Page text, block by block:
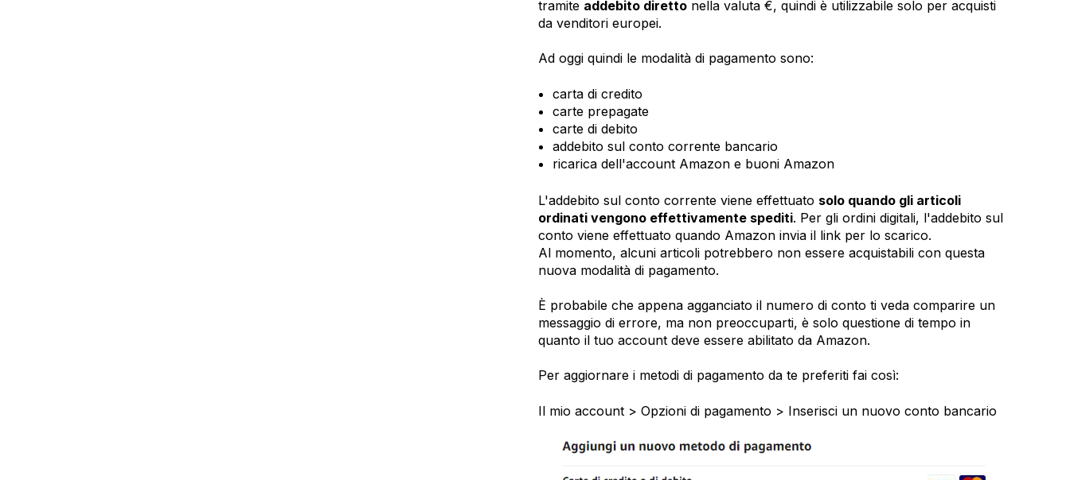
tramite addebito diretto nella valuta €, quindi è utilizzabile solo per acquisti
da venditori europei.
Ad oggi quindi le modalità di pagamento sono:
carta di credito
carte prepagate
carte di debito
addebito sul conto corrente bancario
ricarica dell'account Amazon e buoni Amazon
L'addebito sul conto corrente viene effettuato solo quando gli articoli
ordinati vengono effettivamente spediti. Per gli ordini digitali, l'addebito sul
conto viene effettuato quando Amazon invia il link per lo scarico.
Al momento, alcuni articoli potrebbero non essere acquistabili con questa
nuova modalità di pagamento.
È probabile che appena agganciato il numero di conto ti veda comparire un
messaggio di errore, ma non preoccuparti, è solo questione di tempo in
quanto il tuo account deve essere abilitato da Amazon.
Per aggiornare i metodi di pagamento da te preferiti fai così:
Il mio account > Opzioni di pagamento > Inserisci un nuovo conto bancario